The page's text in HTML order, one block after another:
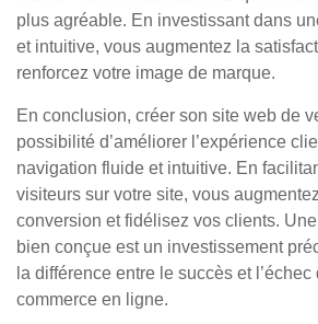
plus agréable. En investissant dans
et intuitive, vous augmentez la
renforcez votre image de marque.
En conclusion, créer son site web de
possibilité d’améliorer l’expérience
navigation fluide et intuitive. En
visiteurs sur votre site, vous
conversion et fidélisez vos clients.
bien conçue est un investissement
la différence entre le succès et
commerce en ligne.